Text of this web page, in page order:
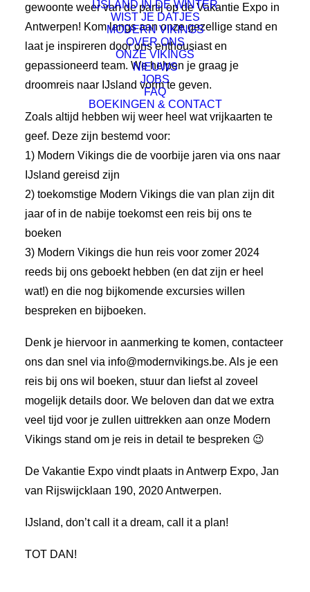
IJSLAND IN DE WINTER
WIST JE DATJES
MODERN VIKINGS
OVER ONS
ONZE VIKINGS
NIEUWS
JOBS
FAQ
BOEKINGEN & CONTACT
gewoonte weer van de partij op de Vakantie Expo in
Antwerpen! Kom langs aan onze gezellige stand en
laat je inspireren door ons enthousiast en
gepassioneerd team. We helpen je graag je
droomreis naar IJsland vorm te geven.
Zoals altijd hebben wij weer heel wat vrijkaarten te
geef. Deze zijn bestemd voor:
1) Modern Vikings die de voorbije jaren via ons naar
IJsland gereisd zijn
2) toekomstige Modern Vikings die van plan zijn dit
jaar of in de nabije toekomst een reis bij ons te
boeken
3) Modern Vikings die hun reis voor zomer 2024
reeds bij ons geboekt hebben (en dat zijn er heel
wat!) en die nog bijkomende excursies willen
bespreken en bijboeken.
Denk je hiervoor in aanmerking te komen, contacteer
ons dan snel via info@modernvikings.be. Als je een
reis bij ons wil boeken, stuur dan liefst al zoveel
mogelijk details door. We beloven dan dat we extra
veel tijd voor je zullen uittrekken aan onze Modern
Vikings stand om je reis in detail te bespreken 😉
De Vakantie Expo vindt plaats in Antwerp Expo, Jan
van Rijswijcklaan 190, 2020 Antwerpen.
IJsland, don’t call it a dream, call it a plan!
TOT DAN!